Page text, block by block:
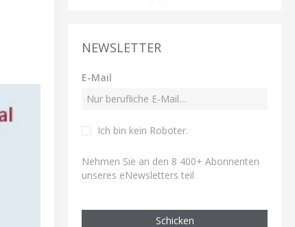
NEWSLETTER
E-Mail
Ich bin kein Roboter.
Nehmen Sie an den 8 400+ Abonnenten
unseres eNewsletters teil
Schicken